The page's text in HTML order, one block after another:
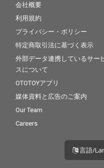
会社概要
利用規約
プライバシー・ポリシー
特定商取引法に基づく表示
外部データ連携しているサー
スについて
OTOTOYアプリ
媒体資料と広告のご案内
Our Team
Careers
言語/